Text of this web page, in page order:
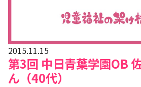
2015.11.15
第3回 中日青葉学園OB
ん（40代）